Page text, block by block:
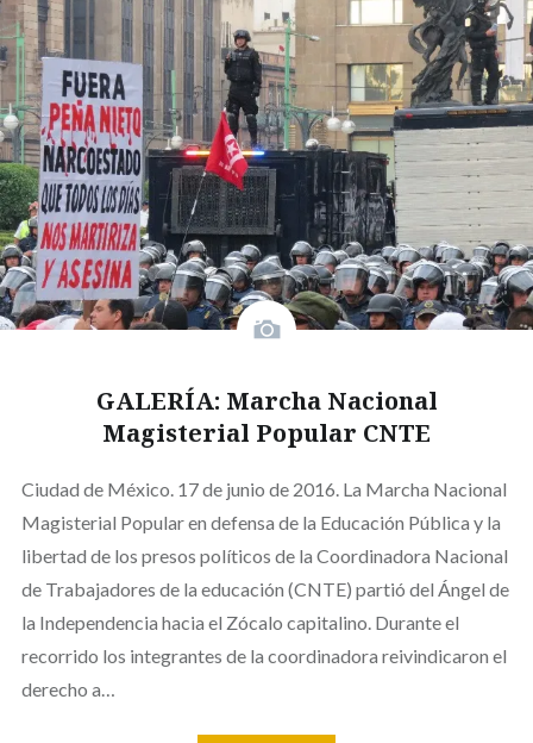
GALERÍA: Marcha Nacional
Magisterial Popular CNTE
Ciudad de México. 17 de junio de 2016. La Marcha Nacional
Magisterial Popular en defensa de la Educación Pública y la
libertad de los presos políticos de la Coordinadora Nacional
de Trabajadores de la educación (‪‎CNTE)‬ partió del Ángel de
la Independencia hacia el Zócalo capitalino. Durante el
recorrido los integrantes de la coordinadora reivindicaron el
derecho a…